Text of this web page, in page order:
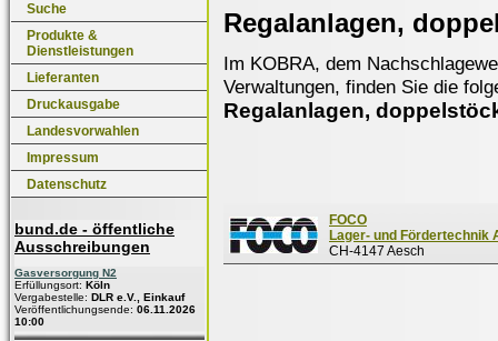
Suche
Produkte &
Dienstleistungen
Lieferanten
Druckausgabe
Landesvorwahlen
Impressum
Datenschutz
bund.de - öffentliche
Ausschreibungen
Gasversorgung N2
Erfüllungsort: Köln
Vergabestelle: DLR e.V., Einkauf
Veröffentlichungsende: 06.11.2026
10:00
Regalanlagen,
Im KOBRA, dem
Verwaltungen, finden Sie die
Regalanlagen,
FOCO
Lager- und Fördertechnik
CH-4147 Aesch